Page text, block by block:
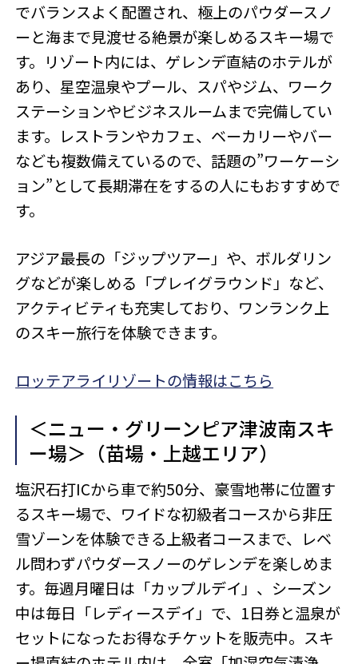
でバランスよく配置され、極上のパウダースノ
ーと海まで見渡せる絶景が楽しめるスキー場で
す。リゾート内には、ゲレンデ直結のホテルが
あり、星空温泉やプール、スパやジム、ワーク
ステーションやビジネスルームまで完備してい
ます。レストランやカフェ、ベーカリーやバー
なども複数備えているので、話題の”ワーケーシ
ョン”として長期滞在をするの人にもおすすめで
す。
アジア最長の「ジップツアー」や、ボルダリン
グなどが楽しめる「プレイグラウンド」など、
アクティビティも充実しており、ワンランク上
のスキー旅行を体験できます。
ロッテアライリゾートの情報はこちら
＜ニュー・グリーンピア津波南スキ
ー場＞（苗場・上越エリア）
塩沢石打ICから車で約50分、豪雪地帯に位置す
るスキー場で、ワイドな初級者コースから非圧
雪ゾーンを体験できる上級者コースまで、レベ
ル問わずパウダースノーのゲレンデを楽しめま
す。毎週月曜日は「カップルデイ」、シーズン
中は毎日「レディースデイ」で、1日券と温泉が
セットになったお得なチケットを販売中。スキ